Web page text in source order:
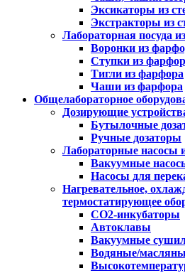
Эксикаторы из
Экстракторы из
Лабораторная посуда
Воронки из
Ступки из
Тигли из фарфора
Чаши из фарфора
Общелабораторное
Дозирующие
Бутылочные
Ручные дозаторы
Лабораторные насосы
Вакуумные
Насосы для
Нагревательное,
термостатирующее
CO2-инкубаторы
Автоклавы
Вакуумные
Водяные/